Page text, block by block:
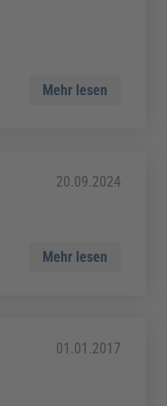
Hausmeister &
Fachpublikationen &
Weiterbildungen
Mehr lesen
20.09.2024
Mehr lesen
01.01.2017